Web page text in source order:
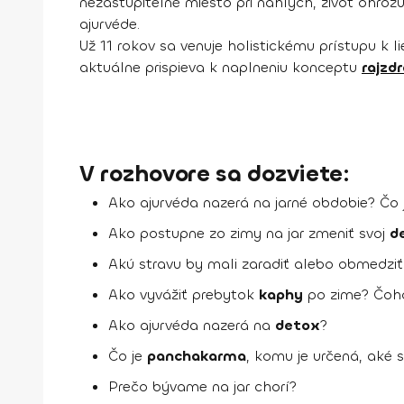
ajurvéde.
Už 11 rokov sa venuje holistickému prístupu
aktuálne prispieva k naplneniu konceptu
V rozhovore sa dozviete:
Ako ajurvéda nazerá na jarné obdobie?
Ako postupne zo zimy na jar zmeniť svoj
Akú stravu by mali zaradiť alebo
Ako vyvážiť prebytok kaphy po zime?
Ako ajurvéda nazerá na detox?
Čo je panchakarma, komu je určená, aké
Prečo bývame na jar chorí?